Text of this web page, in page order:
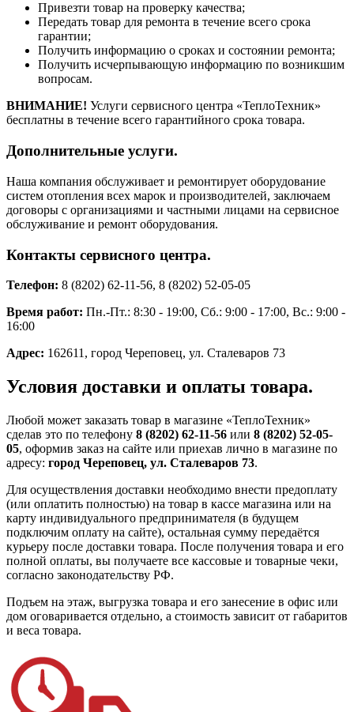
Привезти товар на проверку качества;
Передать товар для ремонта в течение всего срока
гарантии;
Получить информацию о сроках и состоянии ремонта;
Получить исчерпывающую информацию по возникшим
вопросам.
ВНИМАНИЕ! Услуги сервисного центра «ТеплоТехник»
бесплатны в течение всего гарантийного срока товара.
Дополнительные услуги.
Наша компания обслуживает и ремонтирует оборудование
систем отопления всех марок и производителей, заключаем
договоры с организациями и частными лицами на сервисное
обслуживание и ремонт оборудования.
Контакты сервисного центра.
Телефон: 8 (8202) 62-11-56, 8 (8202) 52-05-05
Время работ: Пн.-Пт.: 8:30 - 19:00, Сб.: 9:00 - 17:00, Вс.: 9:00 -
16:00
Адрес: 162611, город Череповец, ул. Сталеваров 73
Условия доставки и оплаты товара.
Любой может заказать товар в магазине «ТеплоТехник»
сделав это по телефону 8 (8202) 62-11-56 или 8 (8202) 52-05-
05, оформив заказ на сайте или приехав лично в магазине по
адресу: город Череповец, ул. Сталеваров 73.
Для осуществления доставки необходимо внести предоплату
(или оплатить полностью) на товар в кассе магазина или на
карту индивидуального предпринимателя (в будущем
подключим оплату на сайте), остальная сумму передаётся
курьеру после доставки товара. После получения товара и его
полной оплаты, вы получаете все кассовые и товарные чеки,
согласно законодательству РФ.
Подъем на этаж, выгрузка товара и его занесение в офис или
дом оговаривается отдельно, а стоимость зависит от габаритов
и веса товара.